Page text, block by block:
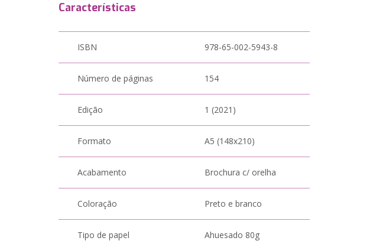
Características
ISBN 978-65-002-5943-8
Número de páginas 154
Edição 1 (2021)
Formato A5 (148x210)
Acabamento Brochura c/ orelha
Coloração Preto e branco
Tipo de papel Ahuesado 80g